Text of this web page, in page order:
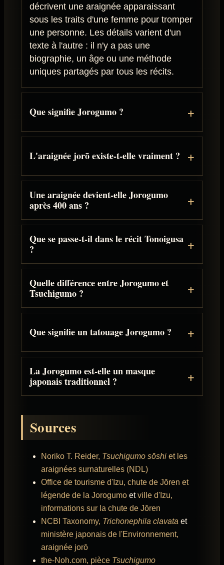
décrivent une araignée apparaissant
sous les traits d'une femme pour tromper
une personne. Les détails varient d'un
texte à l'autre : il n'y a pas une
biographie, un âge ou une méthode
uniques partagés par tous les récits.
Que signifie Jorogumo ?
L'araignée jorō existe-t-elle vraiment ?
Une araignée devient-elle Jorogumo
après 400 ans ?
Que se passe-t-il dans le récit Tonoigusa
?
Quelle différence entre Jorogumo et
Tsuchigumo ?
Que signifie un tatouage Jorogumo ?
La Jorogumo est-elle un masque
japonais traditionnel ?
Sources
Noriko T. Reider, Tsuchigumo sōshi et les
araignées surnaturelles (NDL)
Office de tourisme d'Izu, chute de Jōren et
légende de la Jorogumo etville d'Izu,
informations sur la chute de Jōren
NCBI Taxonomy, Trichonephila clavata et
ministère japonais de l'Environnement,
araignée jorō
the-Noh.com, pièce Tsuchigumo